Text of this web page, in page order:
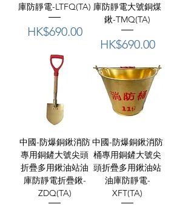
庫防靜電-LTFQ(TA)
價格
HK$690.00
庫防靜電大號銅煤
鍬-TMQ(TA)
價格
HK$690.00
中國-防爆銅鍬消防
專用銅鏟大號尖頭
折疊多用鍬油站油
庫防靜電折疊鍬-
ZDQ(TA)
中國-防爆銅鍬消防
桶專用銅鏟大號尖
頭折疊多用鍬油站
油庫防靜電-
XFT(TA)